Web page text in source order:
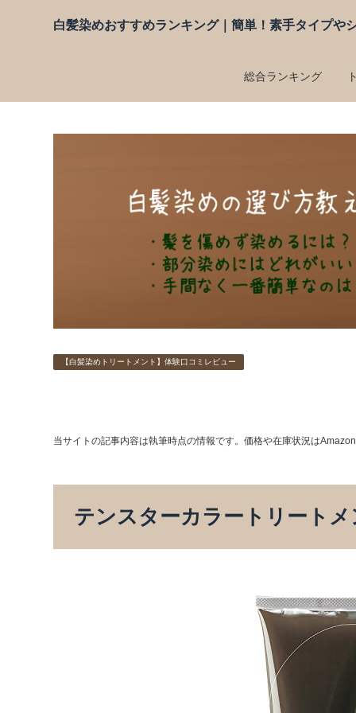
白髪染めおすすめランキング｜簡単！素手タイプや
総合ランキング
【白髪染めトリートメント】体験口コミレビュー
当サイトの記事内容は執筆時点の情報です。価格や在庫状況は
テンスターカラートリート